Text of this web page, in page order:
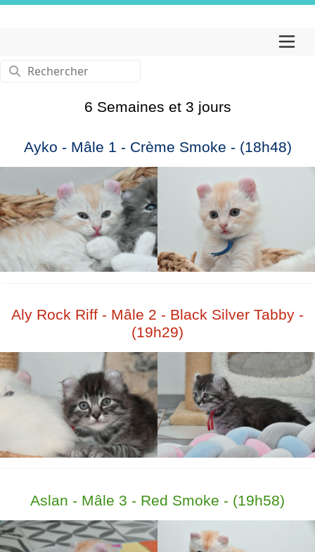
6 Semaines et 3 jours
Ayko - Mâle 1 - Crème Smoke - (18h48)
Aly Rock Riff - Mâle 2 - Black Silver Tabby -
(19h29)
Aslan - Mâle 3 - Red Smoke - (19h58)